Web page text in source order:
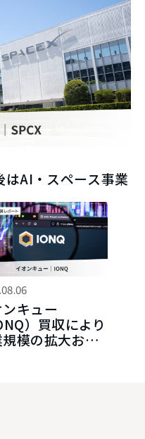
はAI・スペース事業
キュー
）買収により
模の拡大およ